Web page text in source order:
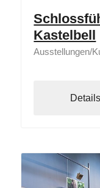
Kastelbell
Ausstellungen/
Details